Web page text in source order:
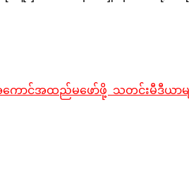
အကောင်အထည်မဖော်ဖို့ သတင်းမီဒီယာ